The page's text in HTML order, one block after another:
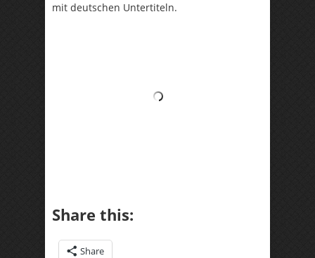
mit deutschen Untertiteln.
Share this:
Share